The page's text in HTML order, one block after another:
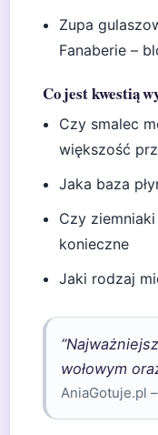
Zupa
Fanaberie –
Co jest kwestią
Czy smalec
większość
Jaka baza
Czy
konieczne
Jaki rodzaj
wołowym
AniaGotuje.pl